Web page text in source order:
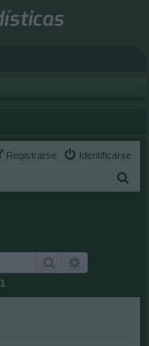
Identificarse
Registrarse
Buscar
1